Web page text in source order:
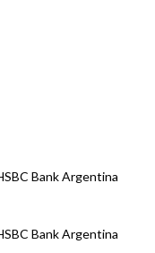
Bank Argentina
Bank Argentina